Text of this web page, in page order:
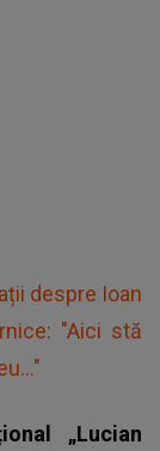
despre Ioan
"Aici stă
„Lucian